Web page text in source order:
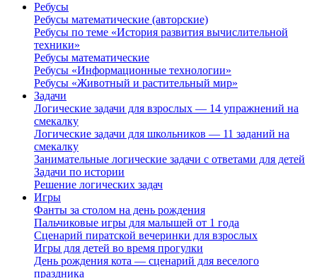
Ребусы
Ребусы математические (авторские)
Ребусы по теме «История развития вычислительной
техники»
Ребусы математические
Ребусы «Информационные технологии»
Ребусы «Животный и растительный мир»
Задачи
Логические задачи для взрослых — 14 упражнений на
смекалку
Логические задачи для школьников — 11 заданий на
смекалку
Занимательные логические задачи с ответами для детей
Задачи по истории
Решение логических задач
Игры
Фанты за столом на день рождения
Пальчиковые игры для малышей от 1 года
Сценарий пиратской вечеринки для взрослых
Игры для детей во время прогулки
День рождения кота — сценарий для веселого
праздника